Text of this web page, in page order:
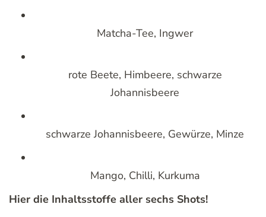
Matcha-Tee, Ingwer
rote Beete, Himbeere, schwarze
Johannisbeere
schwarze Johannisbeere, Gewürze, Minze
Mango, Chilli, Kurkuma
Hier die Inhaltsstoffe aller sechs Shots!